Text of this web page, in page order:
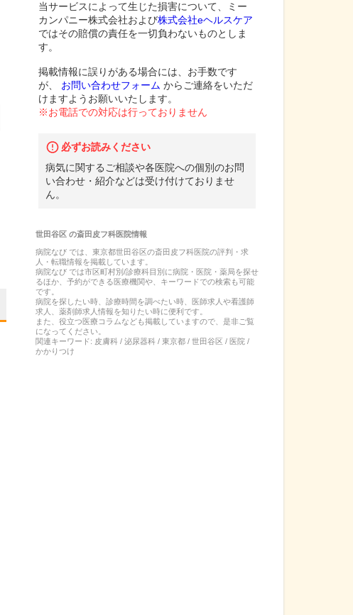
当サービスによって生じた損害について、ミー
カンパニー株式会社および株式会社eヘルスケア
ではその賠償の責任を一切負わないものとしま
す。
掲載情報に誤りがある場合には、お手数です
が、
お問い合わせフォーム からご連絡をいただ
けますようお願いいたします。
※お電話での対応は行っておりません
必ずお読みください
病気に関するご相談や各医院への個別のお問
い合わせ・紹介などは受け付けておりませ
ん。
世田谷区の斎田皮フ科医院情報
病院なび では、 東京都世田谷区の斎田皮フ科医院の評判・求
人・転職情報を掲載しています。
病院なび では市区町村別/診療科目別に病院・医院・薬局を探せ
るほか、予約ができる医療機関や、キーワードでの検索も可能
です。
病院を探したい時、診療時間を調べたい時、医師求人や看護師
求人、薬剤師求人情報を知りたい時に便利です。
また、役立つ医療コラムなども掲載していますので、是非ご覧
になってください。
関連キーワード: 皮膚科 / 泌尿器科 / 東京都 / 世田谷区 / 医院 /
かかりつけ